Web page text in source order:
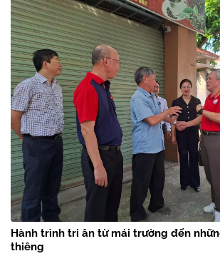
Hành trình tri ân từ mái trường đến
thiêng